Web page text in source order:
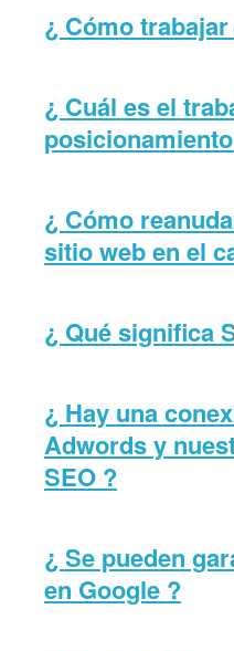
¿ Cómo
¿ Cuál es el
¿ Cómo
sitio web en el
¿ Qué significa
¿ Hay una
Adwords y
SEO ?
¿ Se pueden
en Google ?